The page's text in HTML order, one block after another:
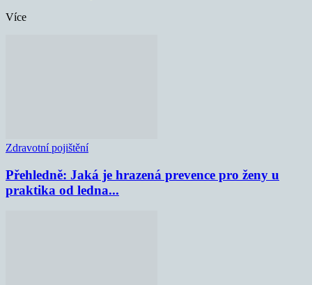
Více
Zdravotní pojištění
Přehledně: Jaká je hrazená prevence pro ženy u
praktika od ledna...